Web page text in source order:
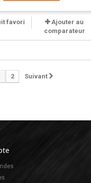
favori
Ajouter au
comparateur
2 Suivant